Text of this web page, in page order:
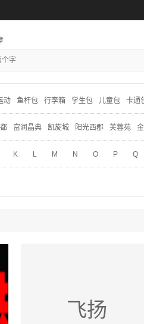
动 鱼杆包 行李箱 学生包 儿童包 卡通
富润晶典 凯旋城 阳光西郡 芙蓉苑
K L M N O P Q
飞扬